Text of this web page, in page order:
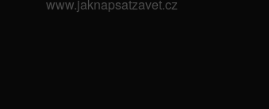
www.jaknapsatzavet.cz